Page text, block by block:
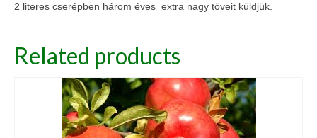
2 literes cserépben három éves extra nagy töveit küldjük.
Related products